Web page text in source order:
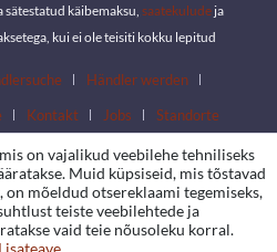
käibemaksu, saatekulude ja
kui ei ole teisiti kokku lepitud
Händler werden
Kontakt Jobs Standorte
on vajalikud veebilehe tehniliseks
Muid küpsiseid, mis tõstavad
mõeldud otsereklaami tegemiseks,
teiste veebilehtede ja
vaid teie nõusoleku korral.
Lisateave